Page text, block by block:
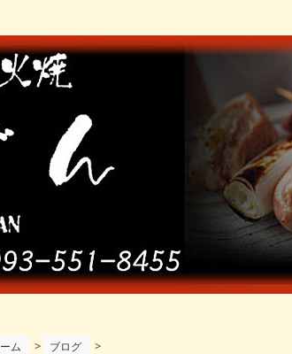
ム > ブログ >